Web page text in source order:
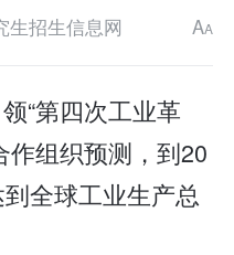
生招生信息网 AA
“第四次工业革
作组织预测，到20
全球工业生产总